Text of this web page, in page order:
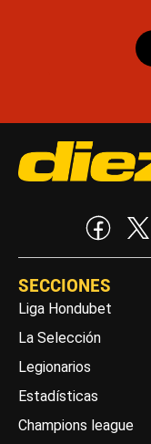
SECCIONES
Liga Hondubet
La Selección
Legionarios
Estadísticas
Champions league